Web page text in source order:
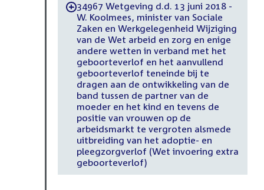
-34967 Wetgeving d.d. 13 juni 2018 -
W. Koolmees, minister van Sociale
Zaken en Werkgelegenheid Wijziging
van de Wet arbeid en zorg en enige
andere wetten in verband met het
geboorteverlof en het aanvullend
geboorteverlof teneinde bij te
dragen aan de ontwikkeling van de
band tussen de partner van de
moeder en het kind en tevens de
positie van vrouwen op de
arbeidsmarkt te vergroten alsmede
uitbreiding van het adoptie- en
pleegzorgverlof (Wet invoering extra
geboorteverlof)